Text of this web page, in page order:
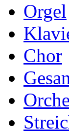
Orgel
Chor